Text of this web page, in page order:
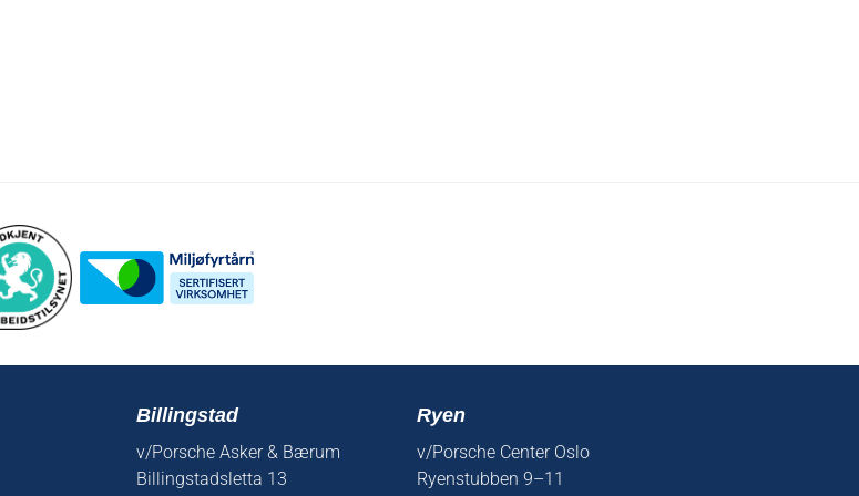
Billingstad
v/Porsche Asker & Bærum
Billingstadsletta 13
Ryen
v/Porsche Center Oslo
Ryenstubben 9–11